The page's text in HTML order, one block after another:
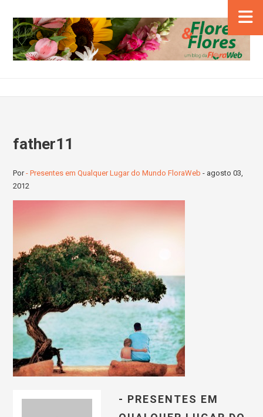
father11
Por- Presentes em Qualquer Lugar do Mundo FloraWeb - agosto 03,
2012
- PRESENTES EM